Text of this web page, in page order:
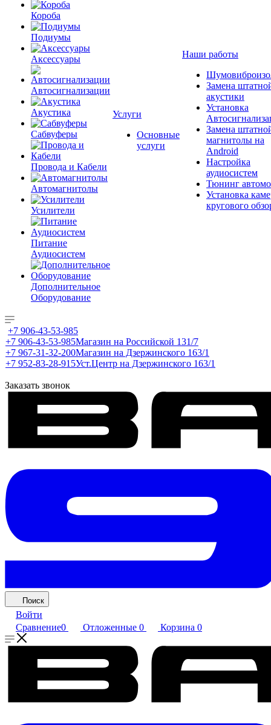
Короба
Подиумы
Аксессуары
Автосигнализации
Акустика
Сабвуферы
Провода и Кабели
Автомагнитолы
Усилители
Питание
Аудиосистем
Дополнительное
Оборудование
Услуги
Основные
услуги
Наши работы
Замена
акустики
Установка
Замена
магнитолы на
Android
Настройка
аудиосистем
Тюнинг
Установка
кругового
+7 906-43-53-985
+7 906-43-53-985Магазин на Российской 131/7
+7 967-31-32-200Магазин на Дзержинского 163/1
+7 952-83-28-915Уст.Центр на Дзержинского 163/1
Заказать звонок
Поиск
Войти
Сравнение0 Отложенные 0 Корзина 0